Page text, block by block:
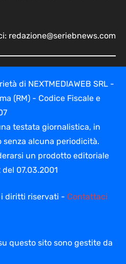
redazione@seriebnews.com
di NEXTMEDIAWEB SRL -
(RM) - Codice Fiscale e
testata giornalistica, in
alcuna periodicità.
un prodotto editoriale
07.03.2001
diritti riservati - Contattaci
questo sito sono gestite da